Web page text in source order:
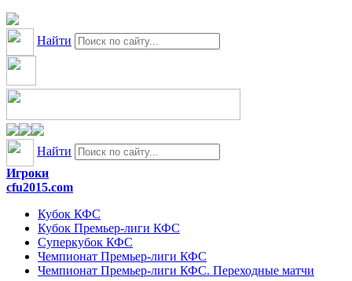
Найти
Найти
Игроки
cfu2015.com
Кубок КФС
Кубок Премьер-лиги КФС
Суперкубок КФС
Чемпионат Премьер-лиги КФС
Чемпионат Премьер-лиги КФС. Переходные матчи